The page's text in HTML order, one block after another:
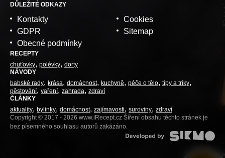
DŮLEŽITÉ ODKAZY
Kontakty
GDPR
Obecné podmínky
Cookies
Sitemap
RECEPTY
chuťovky polévky dorty
NÁVODY
babské rady krása domácnost kuchyně péče o tělo tipy a triky
pěstování vaření zahrada
zdraví
ČLÁNKY
aktuality bylinky domácnost zajímavosti suroviny zdraví
Copyright © 2017 - 2026 www.iRecept.cz Šíření obsahu těchto stránek je
bez písemného souhlasu autorů zakázáno.